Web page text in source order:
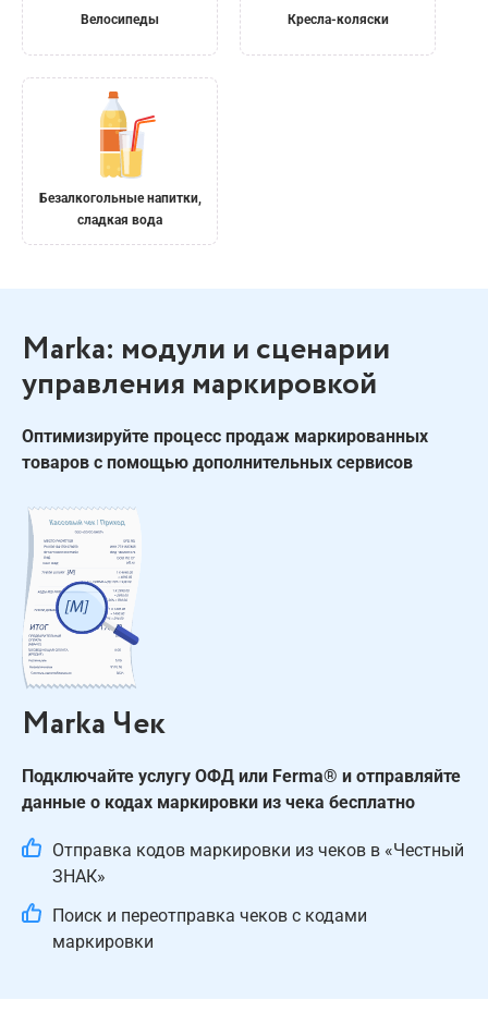
Велосипеды Кресла-коляски
Безалкогольные напитки,
сладкая вода
Marka: модули и сценарии
управления маркировкой
Оптимизируйте процесс продаж маркированных
товаров с помощью дополнительных сервисов
Marka Чек
Подключайте услугу ОФД или Ferma® и отправляйте
данные о кодах маркировки из чека бесплатно
Отправка кодов маркировки из чеков в «Честный
ЗНАК»
Поиск и переотправка чеков с кодами
маркировки